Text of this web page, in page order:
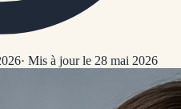
· Mis à jour le 28 mai 2026